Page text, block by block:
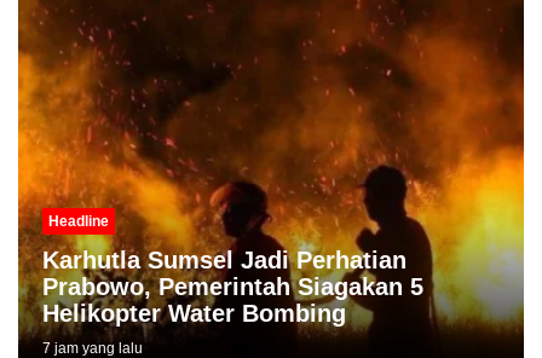
Headline
Karhutla Sumsel Jadi Perhatian
Prabowo, Pemerintah Siagakan 5
Helikopter Water Bombing
7 jam yang lalu